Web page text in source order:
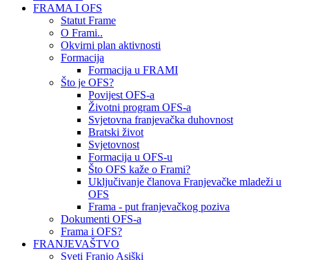
FRAMA I OFS
Statut Frame
O Frami..
Okvirni plan aktivnosti
Formacija
Formacija u FRAMI
Što je OFS?
Povijest OFS-a
Životni program OFS-a
Svjetovna franjevačka duhovnost
Bratski život
Svjetovnost
Formacija u OFS-u
Što OFS kaže o Frami?
Uključivanje članova Franjevačke mladeži u
OFS
Frama - put franjevačkog poziva
Dokumenti OFS-a
Frama i OFS?
FRANJEVAŠTVO
Sveti Franjo Asiški